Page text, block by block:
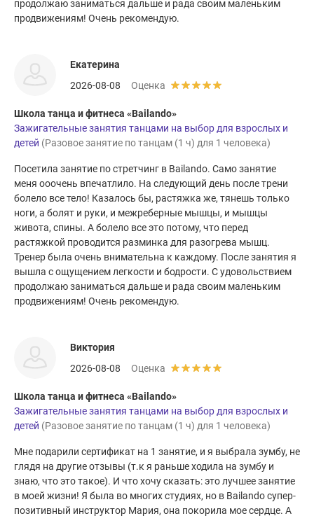
продолжаю заниматься дальше и рада своим маленьким
продвижениям! Очень рекомендую.
Екатерина
2026-08-08
Оценка
Школа танца и фитнеса «Bailando»
Зажигательные занятия танцами на выбор для взрослых и
детей (Разовое занятие по танцам (1 ч) для 1 человека)
Посетила занятие по стретчинг в Bailando. Само занятие
меня ооочень впечатлило. На следующий день после трени
болело все тело! Казалось бы, растяжка же, тянешь только
ноги, а болят и руки, и межреберные мышцы, и мышцы
живота, спины. А болело все это потому, что перед
растяжкой проводится разминка для разогрева мышц.
Тренер была очень внимательна к каждому. После занятия я
вышла с ощущением легкости и бодрости. С удовольствием
продолжаю заниматься дальше и рада своим маленьким
продвижениям! Очень рекомендую.
Виктория
2026-08-08
Оценка
Школа танца и фитнеса «Bailando»
Зажигательные занятия танцами на выбор для взрослых и
детей (Разовое занятие по танцам (1 ч) для 1 человека)
Мне подарили сертификат на 1 занятие, и я выбрала зумбу, не
глядя на другие отзывы (т.к я раньше ходила на зумбу и
знаю, что это такое). И что хочу сказать: это лучшее занятие
в моей жизни! Я была во многих студиях, но в Bailando супер-
позитивный инструктор Мария, она покорила мое сердце. А